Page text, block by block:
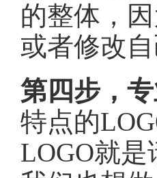
的整体，
或者修改
第四步，
特点的
LOGO就